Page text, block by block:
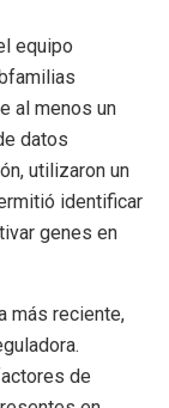
equipo
al menos un
datos
utilizaron un
identificar
genes en
más reciente,
de